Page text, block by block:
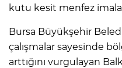
kutu kesit menfez
Bursa Büyükşehir
çalışmalar sayesinde
arttığını vurgulayan